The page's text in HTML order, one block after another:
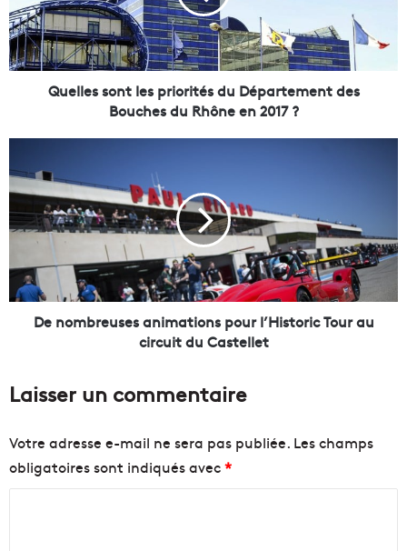
e
s
s
o
s
p
i
t
a
r
t
Quelles sont les priorités du Département des
Bouches du Rhône en 2017 ?
e
m
u
n
m
a
t
i
De nombreuses animations pour l’Historic Tour au
circuit du Castellet
Laisser un commentaire
Votre adresse e-mail ne sera pas publiée. Les champs
obligatoires sont indiqués avec*